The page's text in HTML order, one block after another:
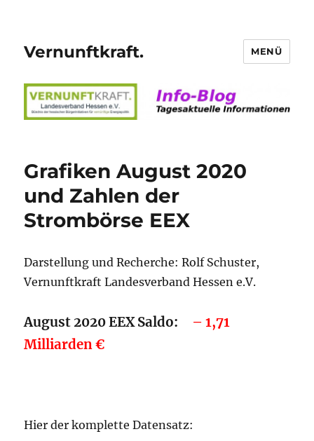
Vernunftkraft. MENÜ
Grafiken August 2020
und Zahlen der
Strombörse EEX
Darstellung und Recherche: Rolf Schuster,
Vernunftkraft Landesverband Hessen e.V.
August 2020 EEX Saldo: – 1,71
Milliarden €
Hier der komplette Datensatz: